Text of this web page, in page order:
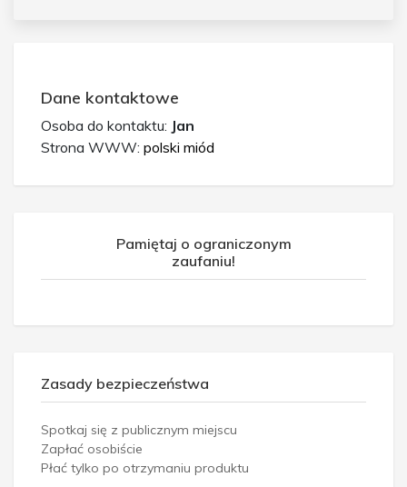
Dane kontaktowe
Osoba do kontaktu: Jan
Strona WWW: polski miód
Pamiętaj o ograniczonym
zaufaniu!
Zasady bezpieczeństwa
Spotkaj się z publicznym miejscu
Zapłać osobiście
Płać tylko po otrzymaniu produktu